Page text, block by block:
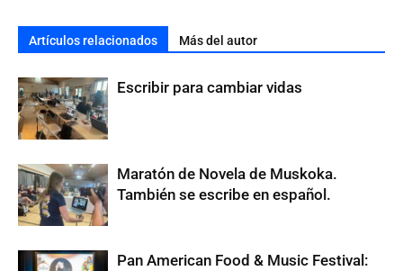
Artículos relacionados Más del autor
Escribir para cambiar vidas
Maratón de Novela de Muskoka.
También se escribe en español.
Pan American Food & Music Festival: